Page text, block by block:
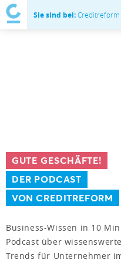
Sie sind bei:Creditreform
GUTE GESCHÄFTE!
DER PODCAST
VON CREDITREFORM
Business-Wissen in 10
Podcast über
Trends für Unternehmer